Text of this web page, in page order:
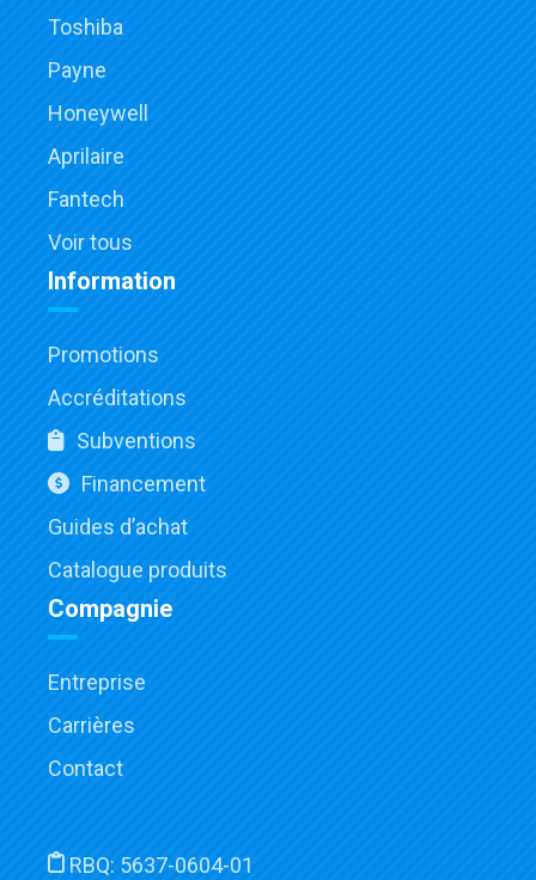
Toshiba
Payne
Honeywell
Aprilaire
Fantech
Voir tous
Information
Promotions
Accréditations
Subventions
Financement
Guides d’achat
Catalogue produits
Compagnie
Entreprise
Carrières
Contact
RBQ: 5637-0604-01